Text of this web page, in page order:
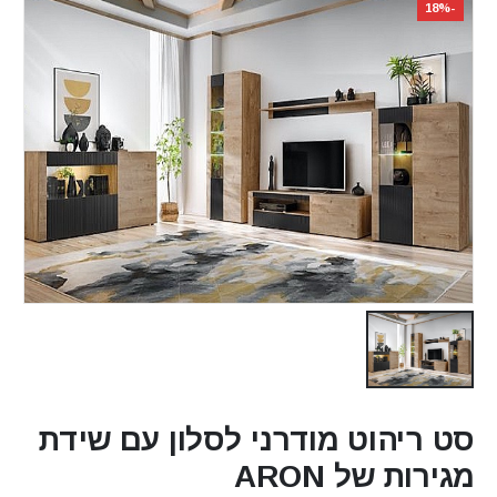
-18%
סט ריהוט מודרני לסלון עם שידת
מגירות של ARON